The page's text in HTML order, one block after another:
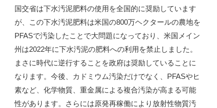
国交省は下水汚泥肥料の使用を全国的に奨励しています
が、この下水汚泥肥料は米国の800万ヘクタールの農地を
PFASで汚染したことで大問題になっており、米国メイン
州は2022年に下水汚泥の肥料への利用を禁止しました。
まさに時代に逆行することを政府は奨励していることに
なります。今後、カドミウム汚染だけでなく、PFASやヒ
素など、化学物質、重金属による複合汚染が高まる可能
性があります。さらには原発再稼働により放射性物質汚